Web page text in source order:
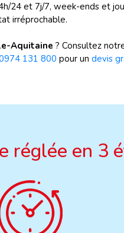
et 7j/7, week-ends et
irréprochable.
Aquitaine ? Consultez
131 800 pour un devis
réglée en 3